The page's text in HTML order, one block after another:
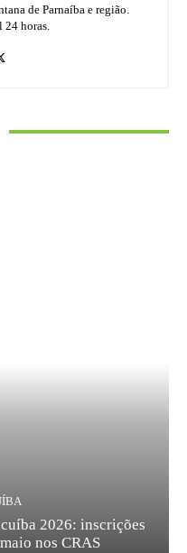
de Parnaíba e região.
24 horas.
2026: inscrições
nos CRAS